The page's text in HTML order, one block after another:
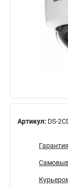
Артикул: DS-